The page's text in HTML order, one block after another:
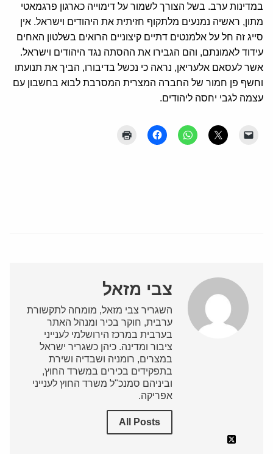
במדינות ערב. בשל הצורך לשמור על דימוייה כארגון פרגמאטי
מתון, ראשיה נמנעים מלתקוף חזיתית את היהודים וישראל. אין
סייג זה חל על אלמנטים דתיים קיצוניים הרואים בשלטון האחים
עידוד לאמונתם, והם הגבירו את ההסתה נגד היהודים וישראל.
אשר לעסאם אלעריאן, נראה כי נכשל בדיבורו, הביך את תנועתו
וחשף פן חמור של החברה המצרית המסרבת לבוא בחשבון עם
עצמה לגבי יחסה ליהודים.
צבי מזאל
השגריר צבי מזאל, מומחה לתקשורת
ערבית, חוקר בכיר ומנהל האתר
בערבית במרכז הירושלמי לענייני
ציבור ומדינה. כיהן כשגריר ישראל
במצרים, רומניה ושבדיה ושירת
בתפקידים בכירים במשרד החוץ,
וביניהם סמנכ"ל משרד החוץ לענייני
אפריקה.
All Posts